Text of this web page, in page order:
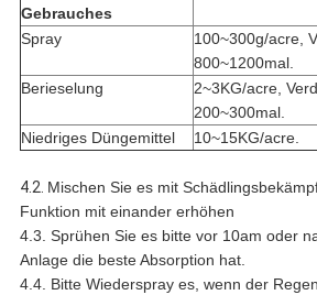
Gebrauches
Spray
100~300g/acre,
800~1200mal.
Berieselung
2~3KG/acre,
200~300mal.
Niedriges Düngemittel
10~15KG/acre.
4.2. Mischen Sie es mit
Funktion mit einander erhöhen
4.3. Sprühen Sie es bitte vor 10am oder
Anlage die beste Absorption hat.
4.4. Bitte Wiederspray es, wenn der